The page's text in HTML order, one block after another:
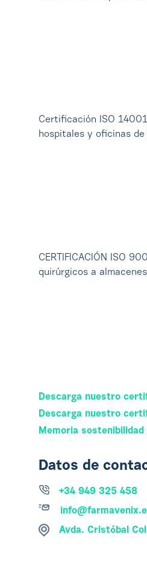
Certificación ISO
hospitales y oficinas
CERTIFICACIÓN ISO
quirúrgicos a
Descarga nuestro
Descarga nuestro
Memoria
Datos de
+34 949 325 458
Avda. Cristóbal